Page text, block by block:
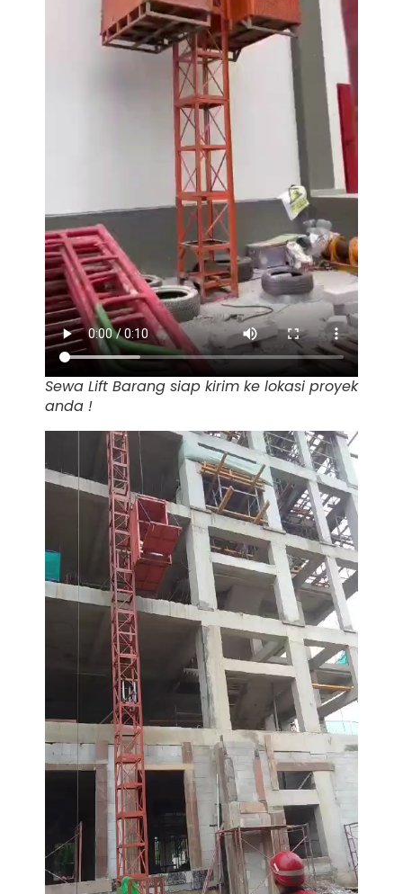
Sewa Lift Barang siap kirim ke lokasi proyek
anda !